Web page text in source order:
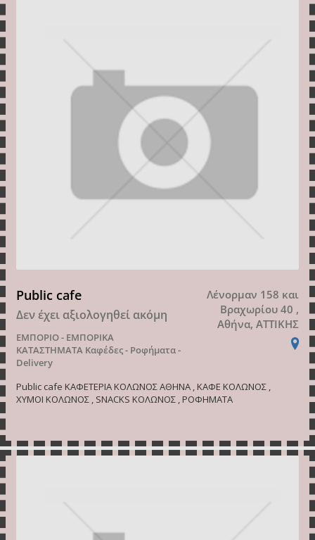
Public cafe
Δεν έχει αξιολογηθεί ακόμη
ΕΜΠΟΡΙΟ - ΕΜΠΟΡΙΚΑ
ΚΑΤΑΣΤΗΜΑΤΑ Καφέδες - Ροφήματα -
Delivery
Λένορμαν 158 και
Βραχωρίου 40 ,
Αθήνα, ΑΤΤΙΚΗΣ
Public cafe ΚΑΦΕΤΕΡΙΑ ΚΟΛΩΝΟΣ ΑΘΗΝΑ , ΚΑΦΕ ΚΟΛΩΝΟΣ ,
ΧΥΜΟΙ ΚΟΛΩΝΟΣ , SNACKS ΚΟΛΩΝΟΣ , ΡΟΦΗΜΑΤΑ